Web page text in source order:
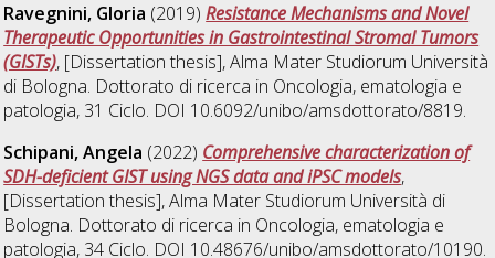
Ravegnini, Gloria (2019)Resistance Mechanisms and Novel
Therapeutic Opportunities in Gastrointestinal Stromal Tumors
(GISTs), [Dissertation thesis], Alma Mater Studiorum Università
di Bologna. Dottorato di ricerca in Oncologia, ematologia e
patologia, 31 Ciclo. DOI 10.6092/unibo/amsdottorato/8819.
Schipani, Angela (2022) Comprehensive characterization of
SDH-deficient GIST using NGS data and iPSC models,
[Dissertation thesis], Alma Mater Studiorum Università di
Bologna. Dottorato di ricerca in Oncologia, ematologia e
patologia, 34 Ciclo. DOI 10.48676/unibo/amsdottorato/10190.